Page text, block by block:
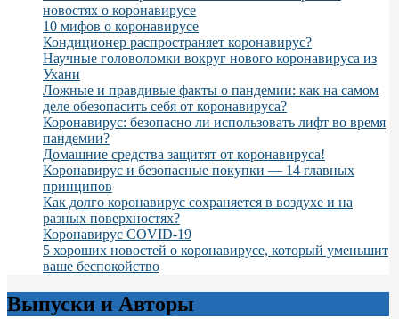
новостях о коронавирусе
10 мифов о коронавирусе
Кондиционер распространяет коронавирус?
Научные головоломки вокруг нового коронавируса из
Ухани
Ложные и правдивые факты о пандемии: как на самом
деле обезопасить себя от коронавируса?
Коронавирус: безопасно ли использовать лифт во время
пандемии?
Домашние средства защитят от коронавируса!
Коронавирус и безопасные покупки — 14 главных
принципов
Как долго коронавирус сохраняется в воздухе и на
разных поверхностях?
Коронавирус COVID-19
5 хороших новостей о коронавирусе, который уменьшит
ваше беспокойство
Выпуски и Авторы